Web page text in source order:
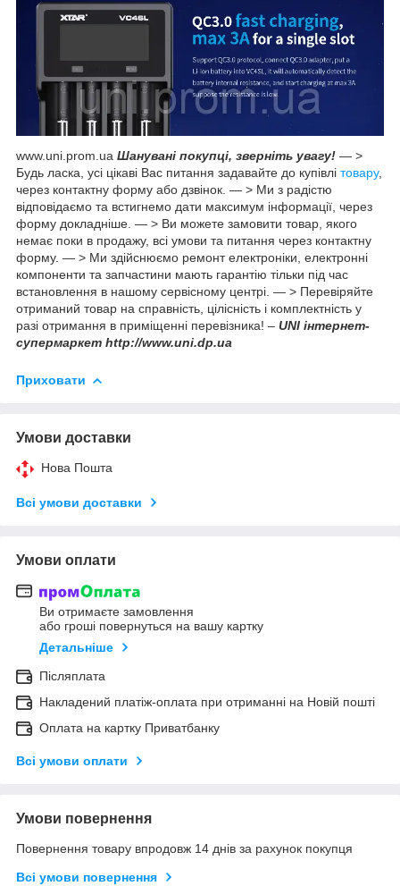
www.uni.prom.ua Шанувані покупці, зверніть увагу! — >
Будь ласка, усі цікаві Вас питання задавайте до купівлі товару,
через контактну форму або дзвінок. — > Ми з радістю
відповідаємо та встигнемо дати максимум інформації, через
форму докладніше. — > Ви можете замовити товар, якого
немає поки в продажу, всі умови та питання через контактну
форму. — > Ми здійснюємо ремонт електроніки, електронні
компоненти та запчастини мають гарантію тільки під час
встановлення в нашому сервісному центрі. — > Перевіряйте
отриманий товар на справність, цілісність і комплектність у
разі отримання в приміщенні перевізника! – UNI інтернет-
супермаркет http://www.uni.dp.ua
Приховати
Умови доставки
Нова Пошта
Всі умови доставки
Умови оплати
Ви отримаєте замовлення
або гроші повернуться на вашу картку
Детальніше
Післяплата
Накладений платіж-оплата при отриманні на Новій пошті
Оплата на картку Приватбанку
Всі умови оплати
Умови повернення
Повернення товару впродовж 14 днів за рахунок покупця
Всі умови повернення